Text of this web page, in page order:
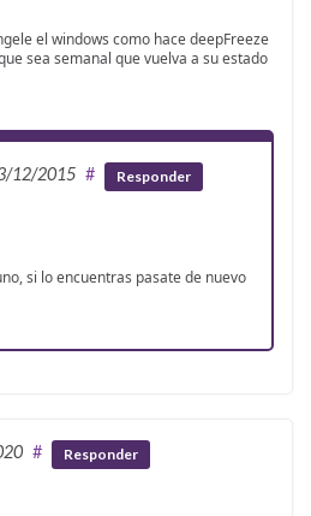
el windows como hace deepFreeze
sea semanal que vuelva a su estado
12/2015 # Responder
si lo encuentras pasate de nuevo
# Responder